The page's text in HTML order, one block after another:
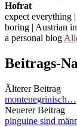
Hofrat
expect everything
boring | Austrian
a personal blog
Beitrags-
Älterer Beitrag
montenegrinisch…
Neuerer Beitrag
pinguine sind